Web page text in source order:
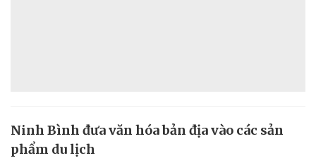
Ninh Bình đưa văn hóa bản địa vào các sản
phẩm du lịch